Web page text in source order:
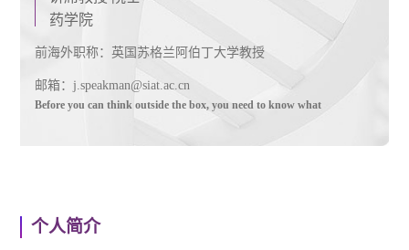
药学院
前海外职称：英国苏格兰阿伯丁大学教授
邮箱：j.speakman@siat.ac.cn
Before you can think outside the box, you need to know what
个人简介